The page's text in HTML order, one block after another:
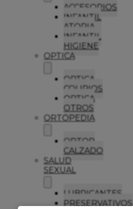
ACCESORIOS
INFANTIL
ATOPIA
INFANTIL
HIGIENE
OPTICA
OPTICA
COLIRIOS
OPTICA
OTROS
ORTOPEDIA
ORTOP
CALZADO
SALUD
SEXUAL
LUBRICANTES
PRESERVATIVOS